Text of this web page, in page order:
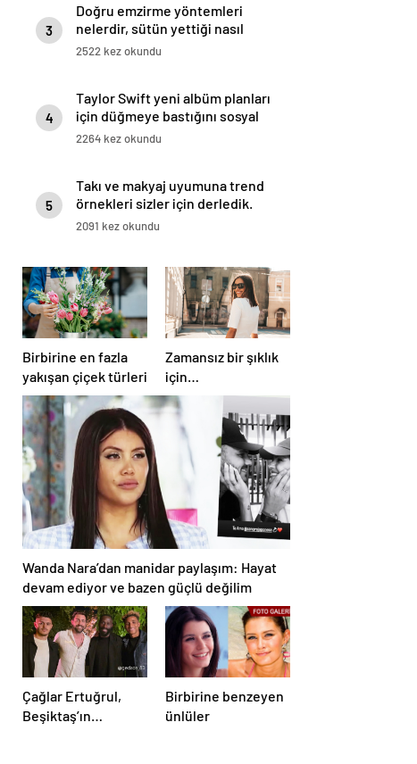
3
Doğru emzirme yöntemleri
nelerdir, sütün yettiği nasıl
anlaşılır?
2522 kez okundu
4
Taylor Swift yeni albüm planları
için düğmeye bastığını sosyal
medyadan duyurdu!
2264 kez okundu
5
Takı ve makyaj uyumuna trend
örnekleri sizler için derledik.
2091 kez okundu
Birbirine en fazla
yakışan çiçek türleri
Zamansız bir şıklık
için…
Wanda Nara’dan manidar paylaşım: Hayat
devam ediyor ve bazen güçlü değilim
Çağlar Ertuğrul,
Beşiktaş’ın
Birbirine benzeyen
ünlüler